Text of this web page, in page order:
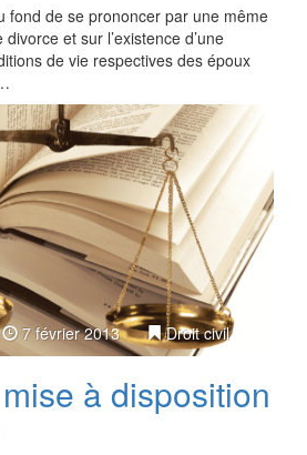
fond de se prononcer par une même
et sur l’existence d’une
de vie respectives des époux
7 février 2013 Droit civil
à disposition